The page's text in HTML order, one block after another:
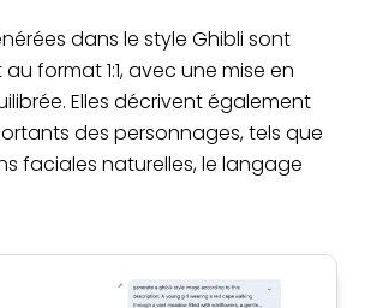
dans le style Ghibli sont
format 1:1, avec une mise en
Elles décrivent également
des personnages, tels que
faciales naturelles, le langage